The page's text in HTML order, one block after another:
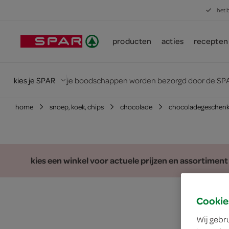
het
producten acties recepten
kies je SPAR je boodschappen worden bezorgd door de
home snoep, koek, chips chocolade
kies een winkel voor actuele prijzen en assortiment
Wij